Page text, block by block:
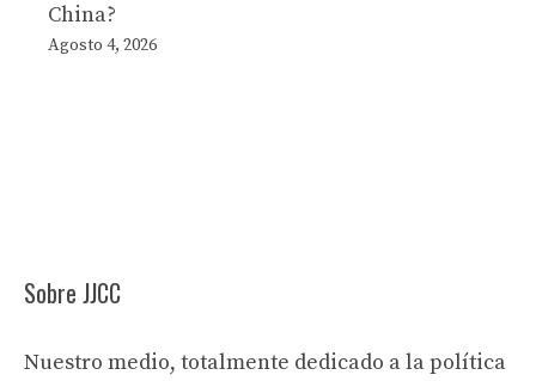
China?
Agosto 4, 2026
Sobre JJCC
Nuestro medio, totalmente dedicado a la política